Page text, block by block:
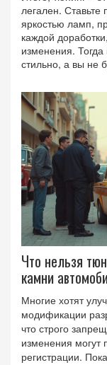
легален.
яркостью ламп,
каждой
изменения.
стильно, а вы не
Что нельзя
камни
Многие хотят
модификации
что строго
изменения
регистрации.